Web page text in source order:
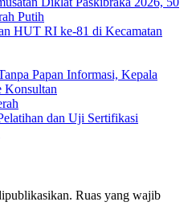
Putih
HUT RI ke-81 di Kecamatan
Papan Informasi, Kepala
Konsultan
dan Uji Sertifikasi
Ruas yang wajib